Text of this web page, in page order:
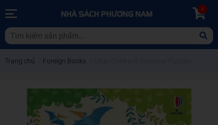
0
Trang chủ Foreign Books